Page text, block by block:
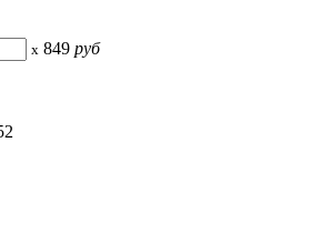
x 849 руб